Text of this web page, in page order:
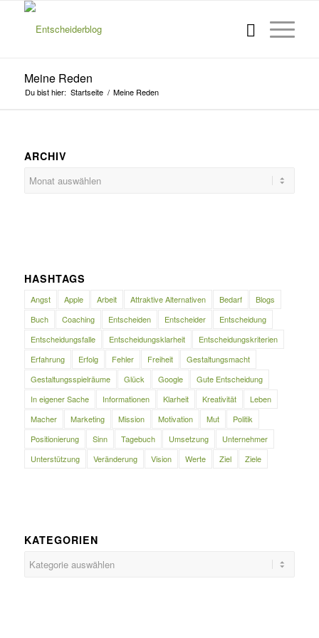
Meine Reden
Du bist hier: Startseite / Meine Reden
ARCHIV
HASHTAGS
Angst Apple Arbeit Attraktive Alternativen Bedarf
Blogs
Buch
Coaching Entscheiden Entscheider
Entscheidung
Entscheidungsfalle
Entscheidungsklarheit
Entscheidungskriterien
Erfahrung
Erfolg Fehler Freiheit
Gestaltungsmacht
Gestaltungsspielräume
Glück Google
Gute Entscheidung
In eigener Sache
Informationen Klarheit Kreativität
Leben
Macher
Marketing Mission Motivation Mut
Politik
Positionierung
Sinn Tagebuch Umsetzung
Unternehmer
Unterstützung
Veränderung Vision Werte Ziel Ziele
KATEGORIEN
Kategorien